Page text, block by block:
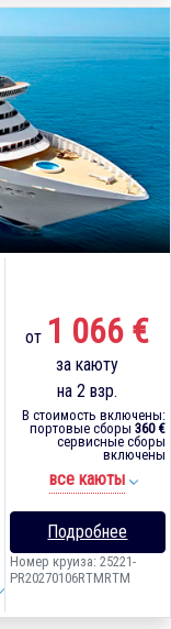
от 1 066 €
за каюту
на 2 взр.
В стоимость включены:
портовые сборы 360 €
сервисные сборы
включены
все каюты
Подробнее
Номер круиза: 25221-
PR20270106RTMRTM